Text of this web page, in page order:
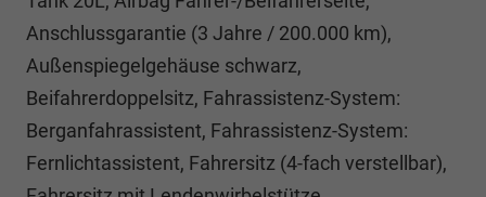
Anschlussgarantie (3 Jahre / 200.000 km),
Außenspiegelgehäuse schwarz,
Beifahrerdoppelsitz, Fahrassistenz-System:
Berganfahrassistent, Fahrassistenz-System:
Fernlichtassistent, Fahrersitz (4-fach verstellbar),